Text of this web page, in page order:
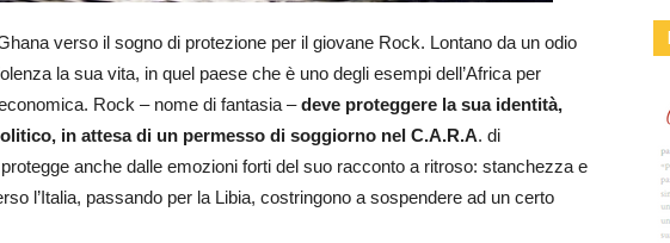
verso il sogno di protezione per il giovane Rock. Lontano da un odio
la sua vita, in quel paese che è uno degli esempi dell’Africa per
Rock – nome di fantasia –deve proteggere la sua identità,
in attesa di un permesso di soggiorno nel C.A.R.A. di
anche dalle emozioni forti del suo racconto a ritroso: stanchezza e
l’Italia, passando per la Libia, costringono a sospendere ad un certo